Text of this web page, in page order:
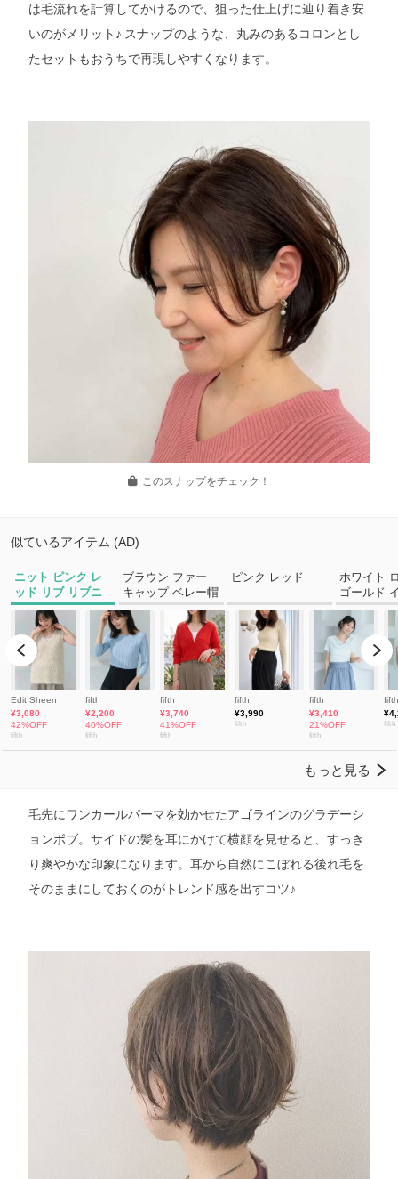
は毛流れを計算してかけるので、狙った仕上げに辿り着き安
いのがメリット♪ スナップのような、丸みのあるコロンとし
たセットもおうちで再現しやすくなります。
このスナップをチェック！
毛先にワンカールパーマを効かせたアゴラインのグラデーシ
ョンボブ。サイドの髪を耳にかけて横顔を見せると、すっき
り爽やかな印象になります。耳から自然にこぼれる後れ毛を
そのままにしておくのがトレンド感を出すコツ♪